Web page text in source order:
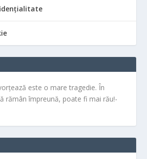
este o mare tragedie. În
rămân împreună, poate fi mai rău!-